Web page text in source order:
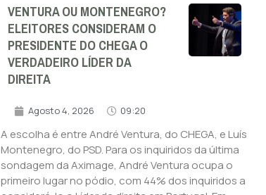
VENTURA OU MONTENEGRO?
ELEITORES CONSIDERAM O
PRESIDENTE DO CHEGA O
VERDADEIRO LÍDER DA
DIREITA
Agosto 4, 2026 09:20
A escolha é entre André Ventura, do CHEGA, e Luís
Montenegro, do PSD. Para os inquiridos da última
sondagem da Aximage, André Ventura ocupa o
primeiro lugar no pódio, com 44% dos inquiridos a